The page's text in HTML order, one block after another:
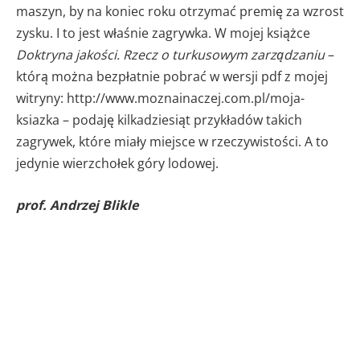
maszyn, by na koniec roku otrzymać premię za wzrost
zysku. I to jest właśnie zagrywka. W mojej książce
Doktryna jakości. Rzecz o turkusowym zarządzaniu–
którą można bezpłatnie pobrać w wersji pdf z mojej
witryny: http://www.moznainaczej.com.pl/moja-
ksiazka – podaję kilkadziesiąt przykładów takich
zagrywek, które miały miejsce w rzeczywistości. A to
jedynie wierzchołek góry lodowej.
prof. Andrzej Blikle